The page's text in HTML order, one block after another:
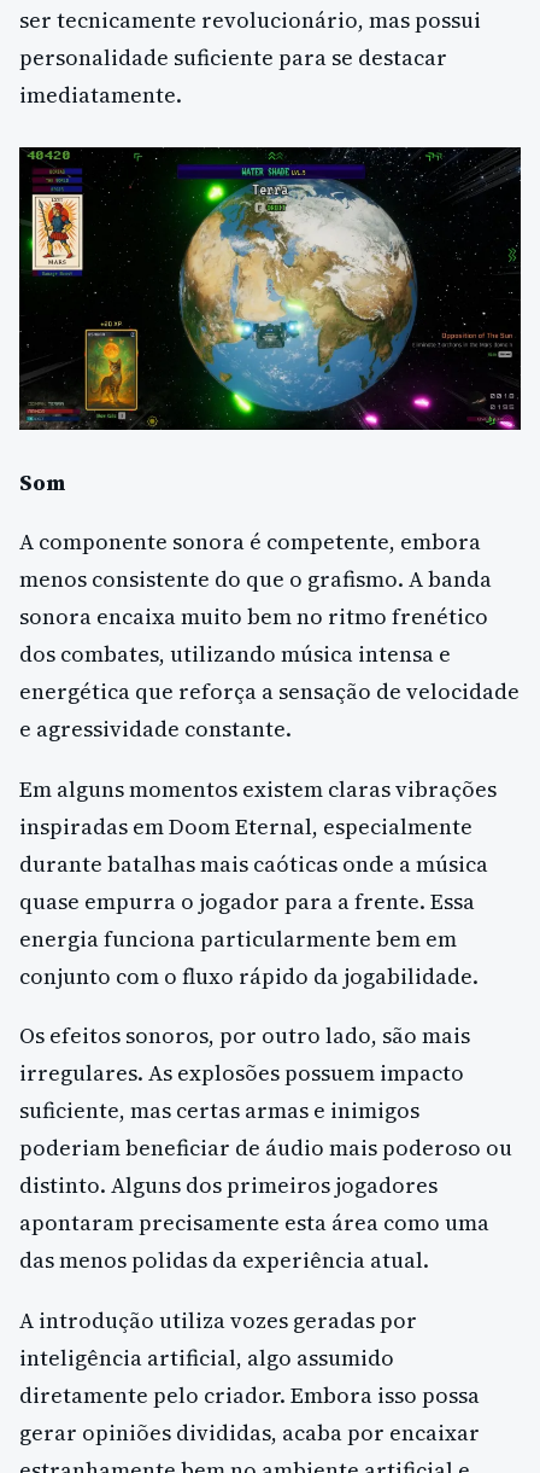
ser tecnicamente revolucionário, mas possui
personalidade suficiente para se destacar
imediatamente.
Som
A componente sonora é competente, embora
menos consistente do que o grafismo. A banda
sonora encaixa muito bem no ritmo frenético
dos combates, utilizando música intensa e
energética que reforça a sensação de velocidade
e agressividade constante.
Em alguns momentos existem claras vibrações
inspiradas em Doom Eternal, especialmente
durante batalhas mais caóticas onde a música
quase empurra o jogador para a frente. Essa
energia funciona particularmente bem em
conjunto com o fluxo rápido da jogabilidade.
Os efeitos sonoros, por outro lado, são mais
irregulares. As explosões possuem impacto
suficiente, mas certas armas e inimigos
poderiam beneficiar de áudio mais poderoso ou
distinto. Alguns dos primeiros jogadores
apontaram precisamente esta área como uma
das menos polidas da experiência atual.
A introdução utiliza vozes geradas por
inteligência artificial, algo assumido
diretamente pelo criador. Embora isso possa
gerar opiniões divididas, acaba por encaixar